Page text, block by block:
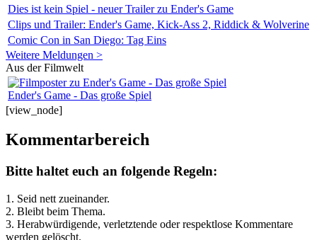
Dies ist kein Spiel - neuer Trailer zu Ender's Game
Clips und Trailer: Ender's Game, Kick-Ass 2, Riddick & Wolverine
Comic Con in San Diego: Tag Eins
Weitere Meldungen >
Aus der Filmwelt
Ender's Game - Das große Spiel
[view_node]
Kommentarbereich
Bitte haltet euch an folgende Regeln:
1. Seid nett zueinander.
2. Bleibt beim Thema.
3. Herabwürdigende, verletztende oder respektlose Kommentare
werden gelöscht.